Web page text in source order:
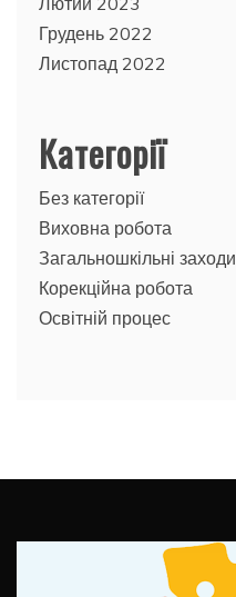
Грудень 2022
Листопад 2022
Категорії
Без категорії
Виховна робота
Загальношкільні заходи
Корекційна робота
Освітній процес